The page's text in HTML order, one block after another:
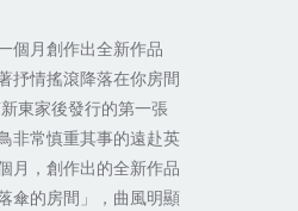
個月創作出全新作品
抒情搖滾降落在你房間
東家後發行的第一張
非常慎重其事的遠赴英
月，創作出的全新作品
傘的房間」，曲風明顯